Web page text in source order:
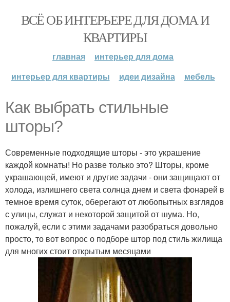
ВСЁ ОБ ИНТЕРЬЕРЕ ДЛЯ ДОМА И
КВАРТИРЫ
главная
интерьер для дома
интерьер для квартиры
идеи дизайна мебель
Как выбрать стильные
шторы?
Современные подходящие шторы - это украшение
каждой комнаты! Но разве только это? Шторы, кроме
украшающей, имеют и другие задачи - они защищают от
холода, излишнего света солнца днем и света фонарей в
темное время суток, оберегают от любопытных взглядов
с улицы, служат и некоторой защитой от шума. Но,
пожалуй, если с этими задачами разобраться довольно
просто, то вот вопрос о подборе штор под стиль жилища
для многих стоит открытым месяцами